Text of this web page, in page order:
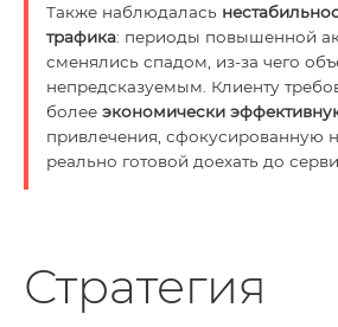
Также наблюдалась
трафика: периоды повышенной
сменялись спадом, из-за чего
непредсказуемым. Клиенту требовалось выстроить
более экономически
привлечения, сфокусированную на аудитории,
реально готовой доехать до
Стратегия